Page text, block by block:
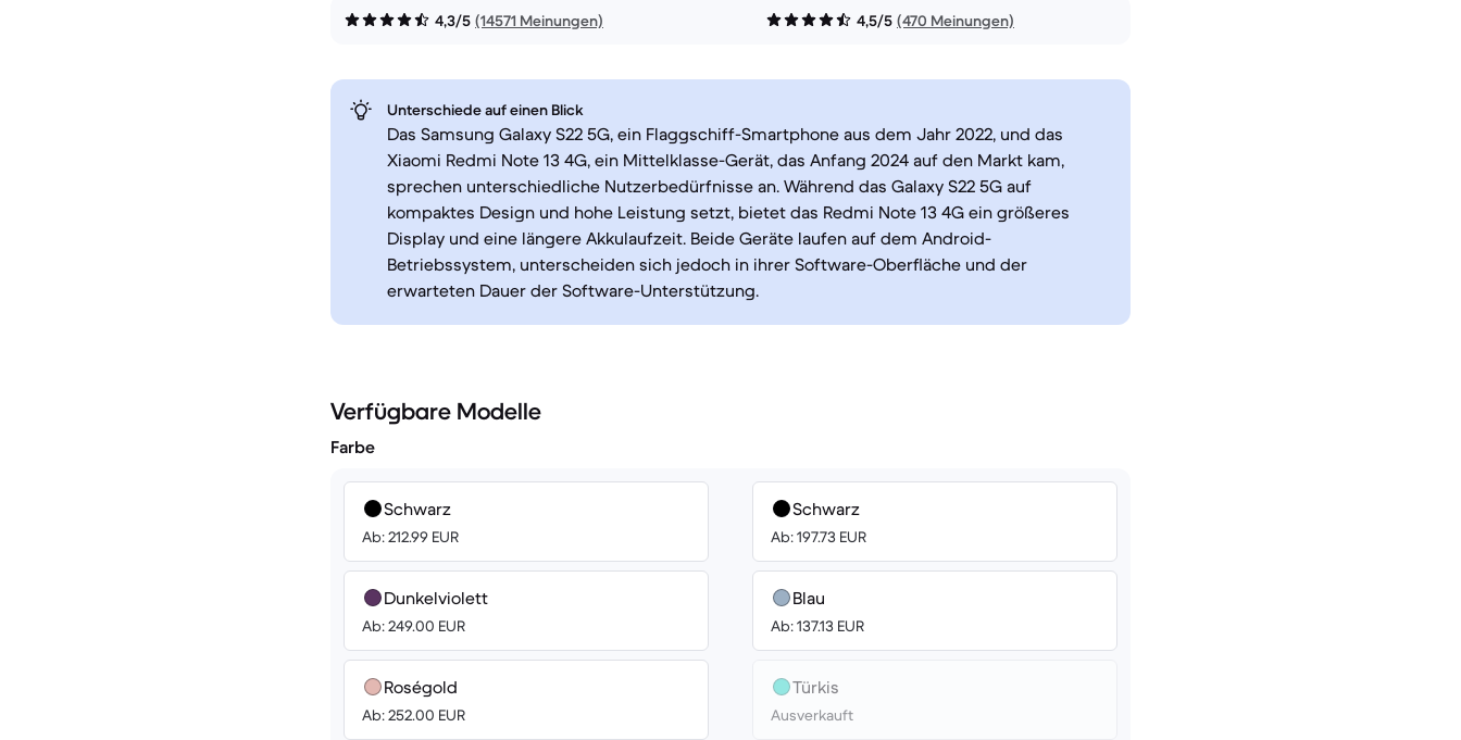
4,3/5 (14571 Meinungen) 4,5/5 (470 Meinungen)
Unterschiede auf einen Blick
Das Samsung Galaxy S22 5G, ein Flaggschiff-Smartphone aus dem Jahr 2022, und das
Xiaomi Redmi Note 13 4G, ein Mittelklasse-Gerät, das Anfang 2024 auf den Markt kam,
sprechen unterschiedliche Nutzerbedürfnisse an. Während das Galaxy S22 5G auf
kompaktes Design und hohe Leistung setzt, bietet das Redmi Note 13 4G ein größeres
Display und eine längere Akkulaufzeit. Beide Geräte laufen auf dem Android-
Betriebssystem, unterscheiden sich jedoch in ihrer Software-Oberfläche und der
erwarteten Dauer der Software-Unterstützung.
Verfügbare Modelle
Farbe
Schwarz
Ab: 212.99 EUR
Dunkelviolett
Ab: 249.00 EUR
Roségold
Ab: 252.00 EUR
Schwarz
Ab: 197.73 EUR
Blau
Ab: 137.13 EUR
Türkis
Ausverkauft